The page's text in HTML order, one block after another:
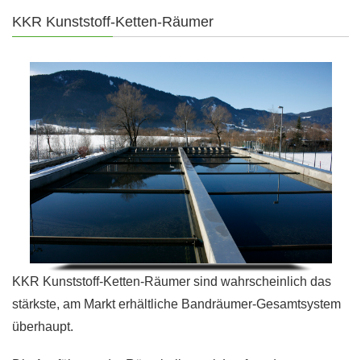
KKR Kunststoff-Ketten-Räumer
KKR Kunststoff-Ketten-Räumer sind wahrscheinlich das
stärkste, am Markt erhältliche Bandräumer-Gesamtsystem
überhaupt.